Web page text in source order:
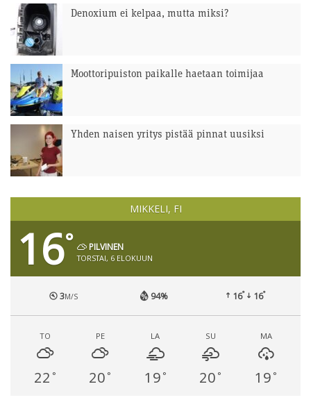
Denoxium ei kelpaa, mutta miksi?
Moottoripuiston paikalle haetaan toimijaa
Yhden naisen yritys pistää pinnat uusiksi
MIKKELI, FI
16° PILVINEN
TORSTAI, 6 ELOKUUN
3M/S 94% 16° 16°
TO
22 °
PE
20 °
LA
19 °
SU
20 °
MA
19 °